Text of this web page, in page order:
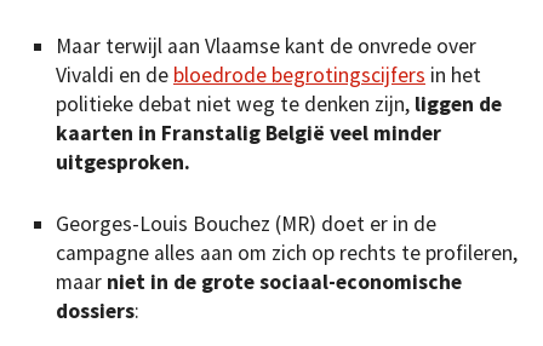
Maar terwijl aan Vlaamse kant de onvrede over
Vivaldi en de bloedrode begrotingscijfers in het
politieke debat niet weg te denken zijn, liggen de
kaarten in Franstalig België veel minder
uitgesproken.
Georges-Louis Bouchez (MR) doet er in de
campagne alles aan om zich op rechts te profileren,
maar niet in de grote sociaal-economische
dossiers: